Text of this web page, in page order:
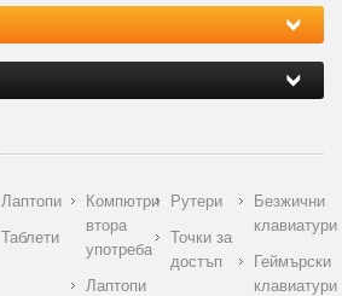
Лаптопи
Таблети
Компютри
втора
употреба
Лаптопи
Рутери
Точки за
достъп
Безжични
клавиатури
Геймърски
клавиатури